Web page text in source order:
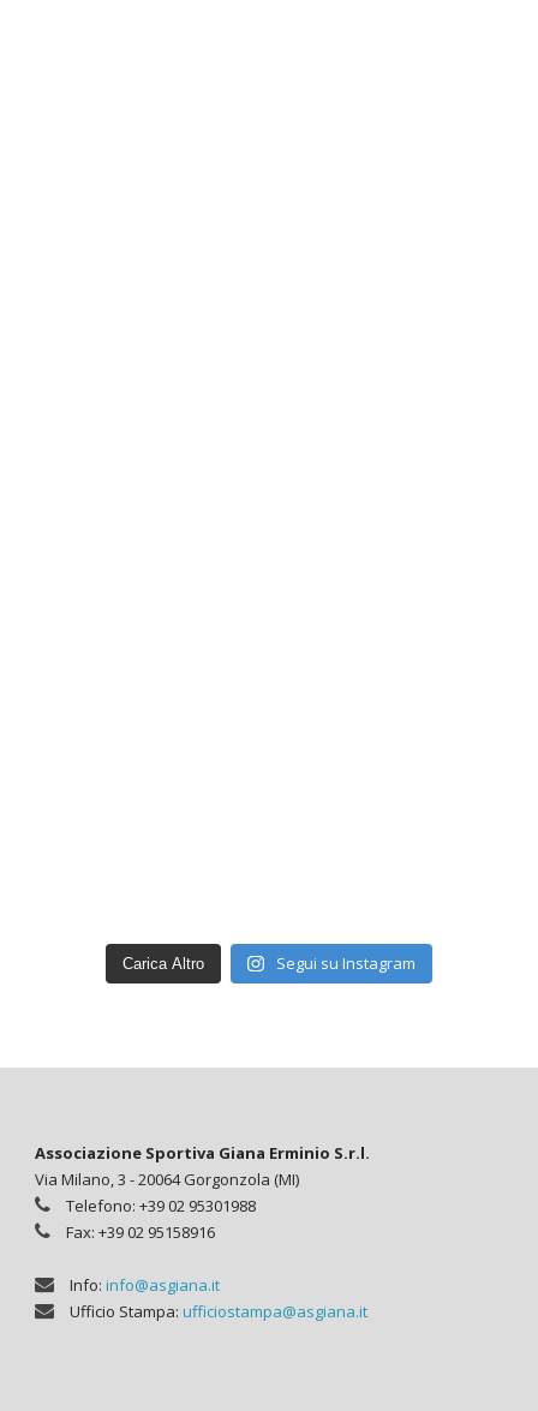
Carica Altro Segui su Instagram
Associazione Sportiva Giana Erminio S.r.l.
Via Milano, 3 - 20064 Gorgonzola (MI)
Telefono: +39 02 95301988
Fax: +39 02 95158916
Info: info@asgiana.it
Ufficio Stampa: ufficiostampa@asgiana.it